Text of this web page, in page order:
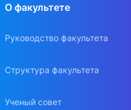
О факультете
Руководство факультета
Структура факультета
Ученый совет